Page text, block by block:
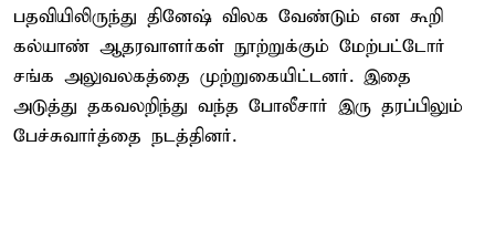
பதவியிலிருந்து தினேஷ் விலக வேண்டும் என கூறி
கல்யாண் ஆதரவாளர்கள் நூற்றுக்கும் மேற்பட்டோர்
சங்க அலுவலகத்தை முற்றுகையிட்டனர். இதை
அடுத்து தகவலறிந்து வந்த போலீசார் இரு தரப்பிலும்
பேச்சுவார்த்தை நடத்தினர்.